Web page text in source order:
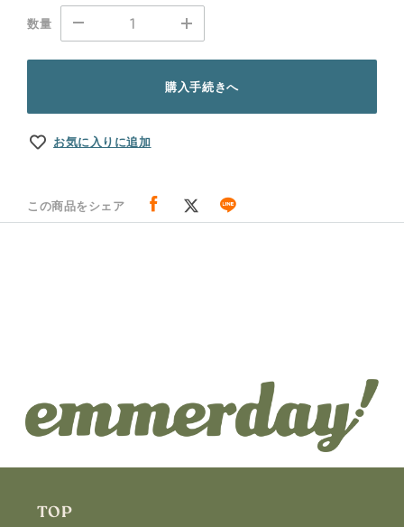
数量
購入手続きへ
お気に入りに追加
この商品をシェア
TOP